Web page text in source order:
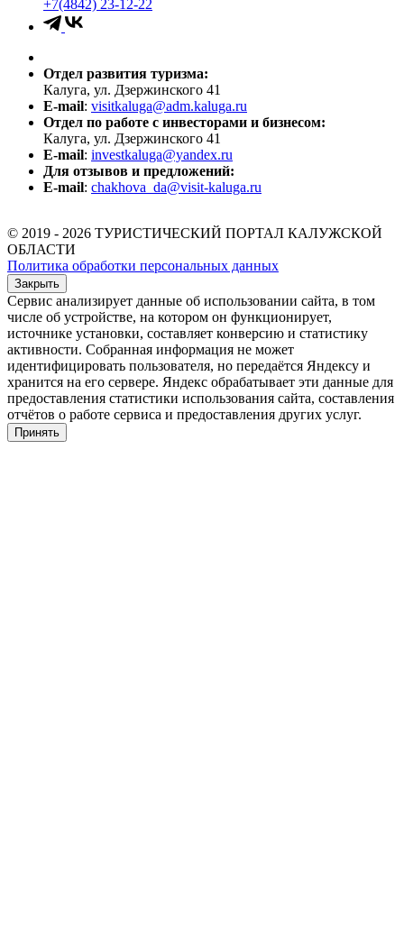
+7(4842) 23-12-22
Отдел развития туризма:
Калуга, ул. Дзержинского 41
E-mail: visitkaluga@adm.kaluga.ru
Отдел по работе с инвесторами и бизнесом:
Калуга, ул. Дзержинского 41
E-mail: investkaluga@yandex.ru
Для отзывов и предложений:
E-mail: chakhova_da@visit-kaluga.ru
© 2019 - 2026 ТУРИСТИЧЕСКИЙ ПОРТАЛ КАЛУЖСКОЙ
ОБЛАСТИ
Политика обработки персональных данных
Закрыть
Сервис анализирует данные об использовании сайта, в том
числе об устройстве, на котором он функционирует,
источнике установки, составляет конверсию и статистику
активности. Собранная информация не может
идентифицировать пользователя, но передаётся Яндексу и
хранится на его сервере. Яндекс обрабатывает эти данные для
предоставления статистики использования сайта, составления
отчётов о работе сервиса и предоставления других услуг.
Принять